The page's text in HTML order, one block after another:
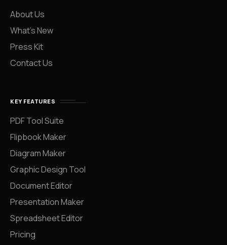
About Us
What’s New
Press Kit
Contact Us
KEY FEATURES
PDF Tool Suite
Flipbook Maker
Diagram Maker
Graphic Design Tool
Document Editor
Presentation Maker
Spreadsheet Editor
Pricing